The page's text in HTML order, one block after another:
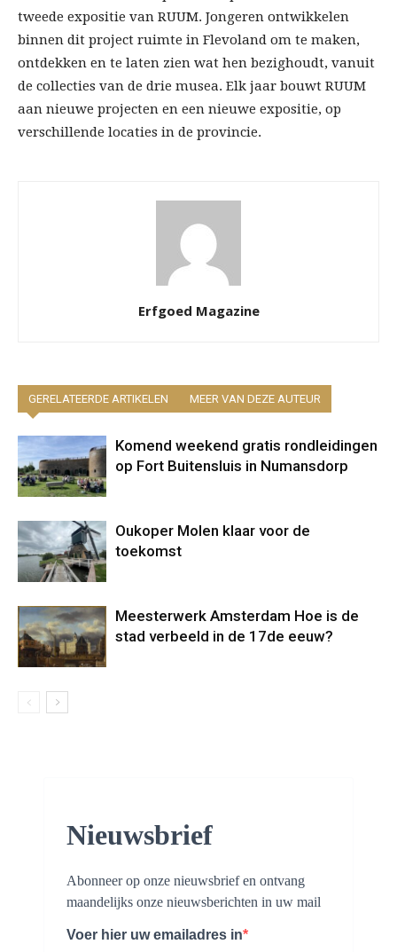
tweede expositie van RUUM. Jongeren ontwikkelen
binnen dit project ruimte in Flevoland om te maken,
ontdekken en te laten zien wat hen bezighoudt, vanuit
de collecties van de drie musea. Elk jaar bouwt RUUM
aan nieuwe projecten en een nieuwe expositie, op
verschillende locaties in de provincie.
Erfgoed Magazine
GERELATEERDE ARTIKELEN MEER VAN DEZE AUTEUR
Komend weekend gratis rondleidingen
op Fort Buitensluis in Numansdorp
Oukoper Molen klaar voor de
toekomst
Meesterwerk Amsterdam Hoe is de
stad verbeeld in de 17de eeuw?